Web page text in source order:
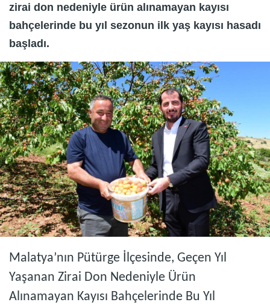
zirai don nedeniyle ürün alınamayan kayısı
bahçelerinde bu yıl sezonun ilk yaş kayısı hasadı
başladı.
Malatya’nın Pütürge İlçesinde, Geçen Yıl
Yaşanan Zirai Don Nedeniyle Ürün
Alınamayan Kayısı Bahçelerinde Bu Yıl